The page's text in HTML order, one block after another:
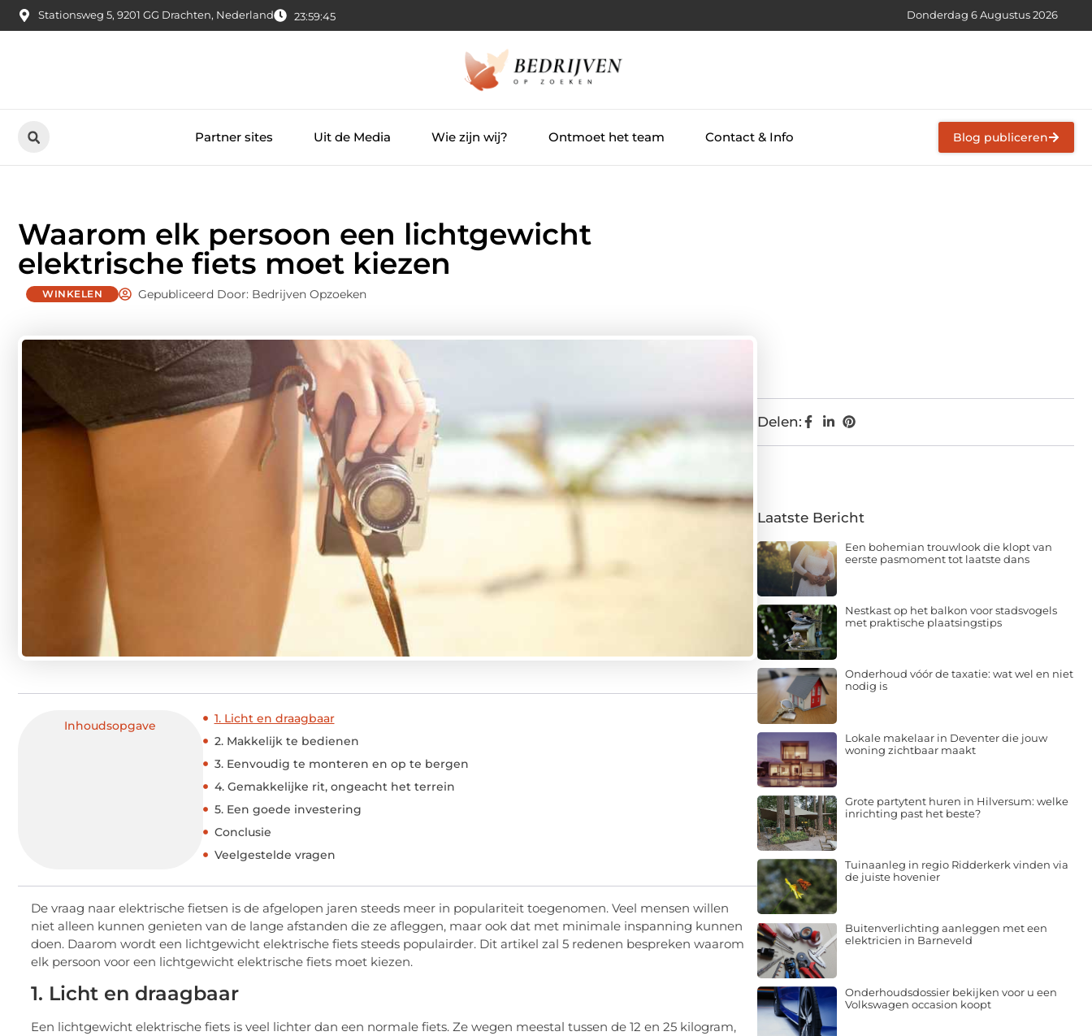
Stationsweg 5, 9201 GG Drachten, Nederland 23:59:46 Donderdag 6 Augustus 2026
Partner sites Uit de Media Wie zijn wij? Ontmoet het team Contact & Info Blog publiceren
Waarom elk persoon een lichtgewicht
elektrische fiets moet kiezen
WINKELEN Gepubliceerd Door: Bedrijven Opzoeken
Inhoudsopgave
1. Licht en draagbaar
2. Makkelijk te bedienen
3. Eenvoudig te monteren en op te bergen
4. Gemakkelijke rit, ongeacht het terrein
5. Een goede investering
Conclusie
Veelgestelde vragen
De vraag naar elektrische fietsen is de afgelopen jaren steeds meer in populariteit toegenomen. Veel mensen willen
niet alleen kunnen genieten van de lange afstanden die ze afleggen, maar ook dat met minimale inspanning kunnen
doen. Daarom wordt een lichtgewicht elektrische fiets steeds populairder. Dit artikel zal 5 redenen bespreken waarom
elk persoon voor een lichtgewicht elektrische fiets moet kiezen.
1. Licht en draagbaar
Een lichtgewicht elektrische fiets is veel lichter dan een normale fiets. Ze wegen meestal tussen de 12 en 25 kilogram,
Delen:
Laatste Bericht
Een bohemian trouwlook die klopt van
eerste pasmoment tot laatste dans
Nestkast op het balkon voor stadsvogels
met praktische plaatsingstips
Onderhoud vóór de taxatie: wat wel en niet
nodig is
Lokale makelaar in Deventer die jouw
woning zichtbaar maakt
Grote partytent huren in Hilversum: welke
inrichting past het beste?
Tuinaanleg in regio Ridderkerk vinden via
de juiste hovenier
Buitenverlichting aanleggen met een
elektricien in Barneveld
Onderhoudsdossier bekijken voor u een
Volkswagen occasion koopt